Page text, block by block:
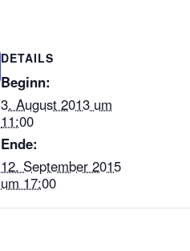
DETAILS
Beginn:
3. August 2013 um
11:00
Ende:
12. September 2015
um 17:00